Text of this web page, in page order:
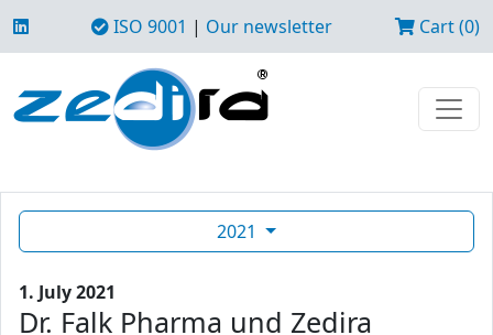
ISO 9001 | Our newsletter Cart (0)
2021
1. July 2021
Dr. Falk Pharma und Zedira